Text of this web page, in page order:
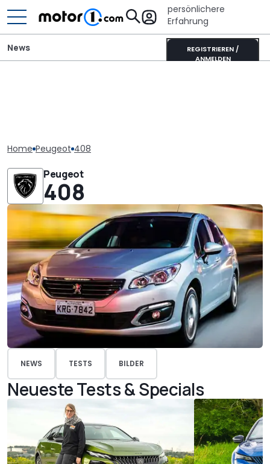
persönlichere
Erfahrung
REGISTRIEREN /
ANMELDEN
News
Home Peugeot 408
Peugeot
408
NEWS TESTS BILDER
Neueste Tests & Specials